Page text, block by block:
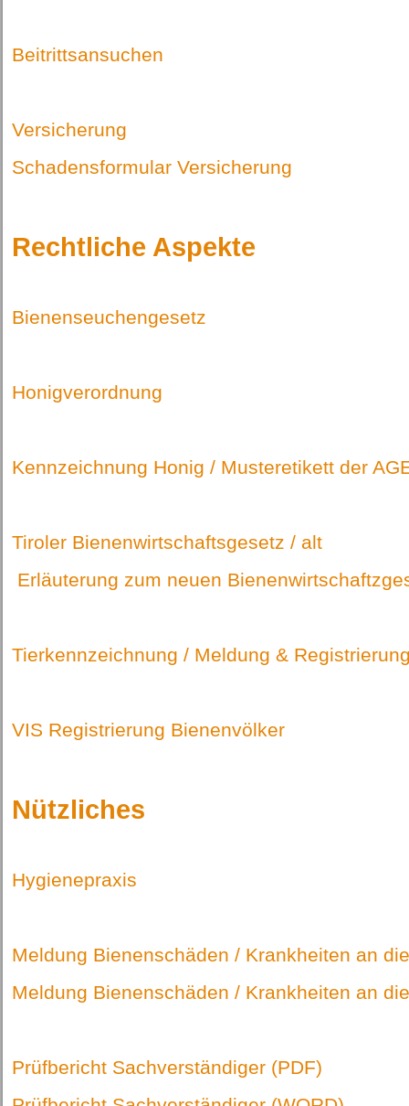
Beitrittsansuchen
Versicherung
Schadensformular Versicherung
Rechtliche Aspekte
Bienenseuchengesetz
Honigverordnung
Kennzeichnung Honig / Musteretikett der
Tiroler Bienenwirtschaftsgesetz / alt
Erläuterung zum neuen
Tierkennzeichnung / Meldung &
VIS Registrierung Bienenvölker
Nützliches
Hygienepraxis
Meldung Bienenschäden / Krankheiten an
Meldung Bienenschäden / Krankheiten an
Prüfbericht Sachverständiger (PDF)